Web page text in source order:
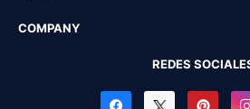
COMPANY
REDES